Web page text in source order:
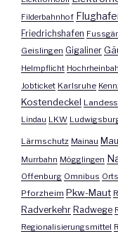
Filderbahnhof
Friedrichshafen
Geislingen Gigaliner
Helmpflicht
Jobticket Karlsruhe
Kostendeckel
Lindau LKW
Lärmschutz Mainau
Murrbahn Mögglingen
Offenburg Omnibus
Pforzheim Pkw-Maut
Radverkehr Radwege
Regionalisierungsmittel